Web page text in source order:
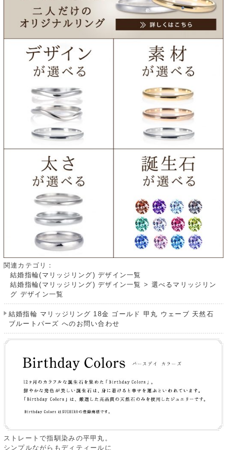
関連カテゴリ：
結婚指輪(マリッジリング) デザイン一覧
結婚指輪(マリッジリング) デザイン一覧 > 選べるマリッジリン
グ デザイン一覧
結婚指輪 マリッジリング 18金 ゴールド 甲丸 ウェーブ 天然石
ブルートパーズ へのお問い合わせ
ストレートで指馴染みの平甲丸。
シンプルながらもディティールに